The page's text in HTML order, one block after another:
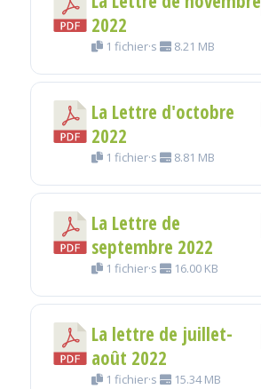
2022
1 fichier·s 8.21 MB
La Lettre d'octobre
2022
1 fichier·s 8.81 MB
La Lettre de
septembre 2022
1 fichier·s 16.00 KB
La lettre de juillet-
août 2022
1 fichier·s 15.34 MB